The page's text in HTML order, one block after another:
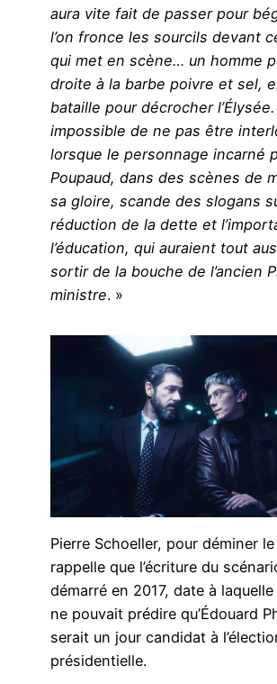
aura vite fait de passer pour
l’on fronce les sourcils devant
qui met en scène… un homme
droite à la barbe poivre et sel,
bataille pour décrocher
impossible de ne pas être
lorsque le personnage incarné
Poupaud, dans des scènes de
sa gloire, scande des slogans
réduction de la dette et
l’éducation, qui auraient tout
sortir de la bouche de l’ancien
ministre. »
Pierre Schoeller, pour déminer
rappelle que l’écriture du
démarré en 2017, date à
ne pouvait prédire qu’Édouard
serait un jour candidat à
présidentielle.